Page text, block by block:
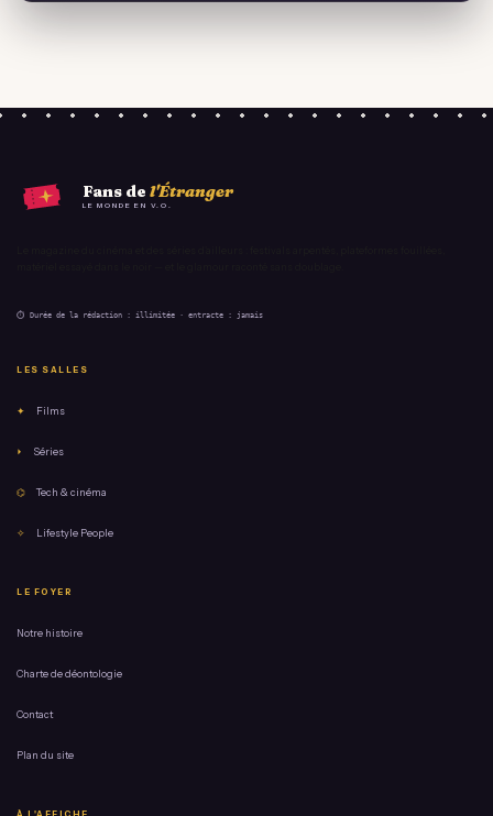
Fans de l'Étranger
LE MONDE EN V.O.
⏱ Durée de la rédaction : illimitée · entracte : jamais
LES SALLES
✦ Films
⏵ Séries
⌬ Tech & cinéma
✧ Lifestyle People
LE FOYER
Notre histoire
Charte de déontologie
Contact
Plan du site